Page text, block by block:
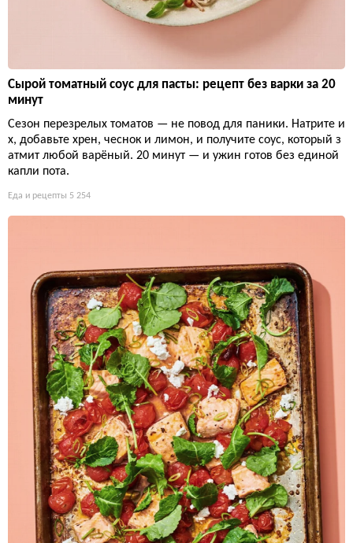
Сырой томатный соус для пасты: рецепт без варки за 20
минут
Сезон перезрелых томатов — не повод для паники. Натрите и
х, добавьте хрен, чеснок и лимон, и получите соус, который з
атмит любой варёный. 20 минут — и ужин готов без единой
капли пота.
Еда и рецепты 5 254